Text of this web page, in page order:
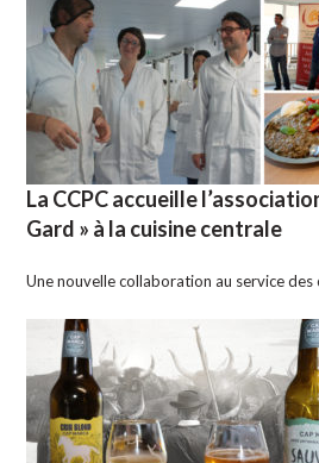
La CCPC accueille
Gard » à la cuisine centrale
Une nouvelle collaboration au service